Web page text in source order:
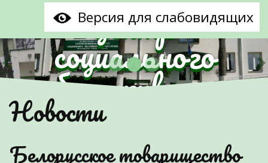
Версия для слабовидящих
центр
социального
обслуживания
населения
Партизанского
Предыдущий
Новости
Белорусское товарищество